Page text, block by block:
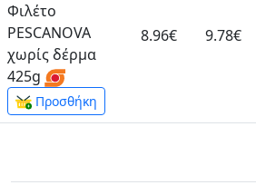
Φιλέτο
PESCANOVA
χωρίς δέρμα
425g
Προσθήκη
8.96€ 9.78€